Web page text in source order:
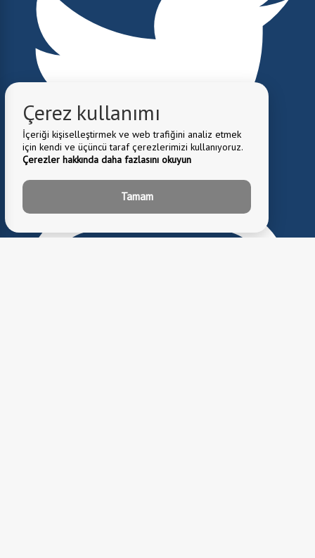
Çerez kullanımı
İçeriği kişiselleştirmek ve web trafiğini analiz etmek
için kendi ve üçüncü taraf çerezlerimizi kullanıyoruz.
Çerezler hakkında daha fazlasını okuyun
Tamam